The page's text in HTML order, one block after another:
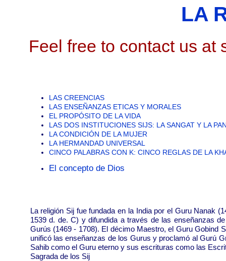
LA
Feel free to contact us at
LAS CREENCIAS
LAS ENSEÑANZAS ETICAS Y MORALES
EL PROPÓSITO DE LA VIDA
LAS DOS INSTITUCIONES SIJS: LA SANGAT Y LA
LA CONDICIÓN DE LA MUJER
LA HERMANDAD UNIVERSAL
CINCO PALABRAS CON K: CINCO REGLAS DE LA
El concepto de Dios
La religión Sij fue fundada en la India por el Guru Nanak
1539 d. de. C) y difundida a través de las enseñanzas
Gurús (1469 - 1708). El décimo Maestro, el Guru Gobind
unificó las enseñanzas de los Gurus y proclamó al Gurú
Sahib como el Guru eterno y sus escrituras como las
Sagrada de los Sij